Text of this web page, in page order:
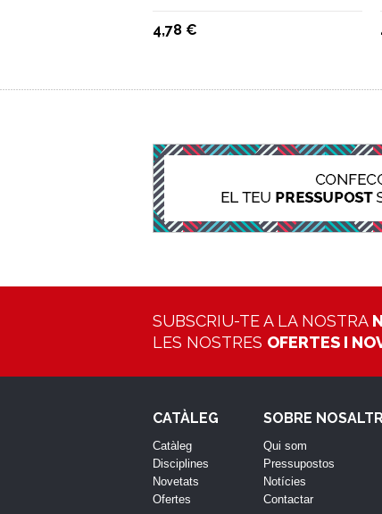
4,78 €
SUBSCRIU-TE A LA NOSTRA
LES NOSTRES OFERTES I
CATÀLEG
Catàleg
Disciplines
Novetats
Ofertes
SOBRE
Qui som
Pressupostos
Notícies
Contactar